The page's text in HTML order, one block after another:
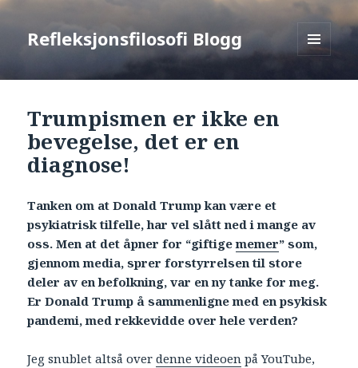
Refleksjonsfilosofi Blogg
Trumpismen er ikke en
bevegelse, det er en
diagnose!
Tanken om at Donald Trump kan være et
psykiatrisk tilfelle, har vel slått ned i mange av
oss. Men at det åpner for “giftigememer” som,
gjennom media, sprer forstyrrelsen til store
deler av en befolkning, var en ny tanke for meg.
Er Donald Trump å sammenligne med en psykisk
pandemi, med rekkevidde over hele verden?
Jeg snublet altså overdenne videoen på YouTube,